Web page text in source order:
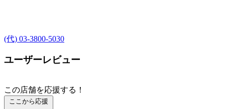
(代) 03-3800-5030
ユーザーレビュー
この店舗を応援する！
ここから応援